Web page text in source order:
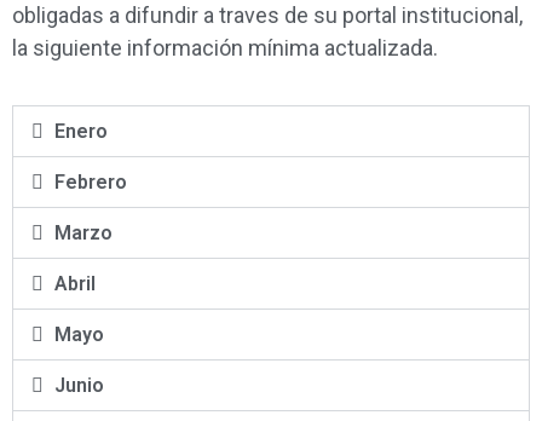
obligadas a difundir a traves de su portal institucional,
la siguiente información mínima actualizada.
Enero
Febrero
Marzo
Abril
Mayo
Junio